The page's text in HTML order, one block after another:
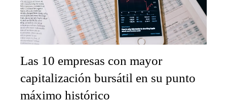
Las 10 empresas con mayor
capitalización bursátil en su punto
máximo histórico